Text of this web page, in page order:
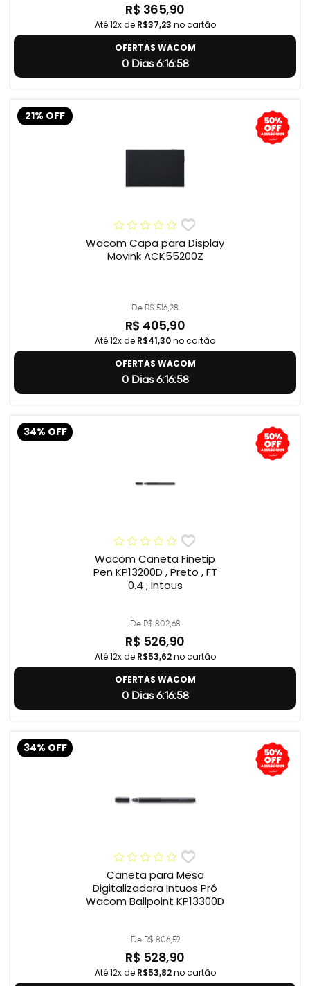
R$ 365,90
Até 12x de R$37,23 no cartão
OFERTAS WACOM
0 Dias 6:16:57
21% OFF
Wacom Capa para Display
Movink ACK55200Z
De R$ 516,28
R$ 405,90
Até 12x de R$41,30no cartão
OFERTAS WACOM
0 Dias 6:16:57
34% OFF
Wacom Caneta Finetip
Pen KP13200D , Preto , FT
0.4 , Intous
De R$ 802,68
R$ 526,90
Até 12x de R$53,62no cartão
OFERTAS WACOM
0 Dias 6:16:57
34% OFF
Caneta para Mesa
Digitalizadora Intuos Pró
Wacom Ballpoint KP13300D
De R$ 806,59
R$ 528,90
Até 12x de R$53,82no cartão